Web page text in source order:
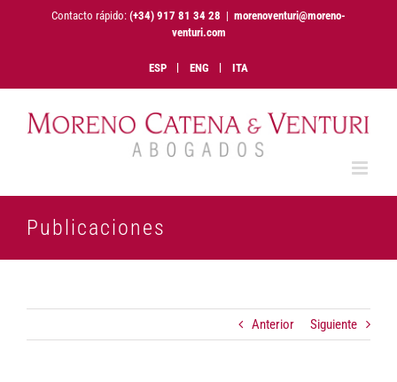
Contacto rápido: (+34) 917 81 34 28 | morenoventuri@moreno-
venturi.com
ESP ENG ITA
Publicaciones
Anterior Siguiente